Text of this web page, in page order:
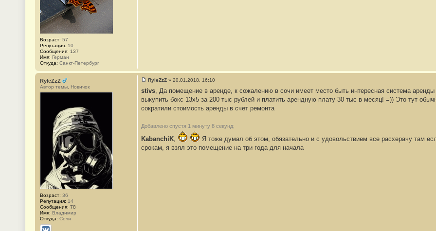
Возраст: 57
Репутация: 10
Сообщения: 137
Имя: Герман
Откуда: Санкт-Петербург
RyleZzZ
Автор темы, Новичок
Возраст: 36
Репутация: 14
Сообщения: 78
Имя: Владимир
Откуда: Сочи
о
б
щ
и
#
7
RyleZzZ » 20.01.2018, 16:10
stivs, Да помещение в аренде, к сожалению в сочи имеет место быть интересная система
выкупить бокс 13х5 за 200 тыс рублей и платить арендную плату 30 тыс в месяц! =)) Это тут
сократили стоимость аренды в счет ремонта
Добавлено спустя 1 минуту 8 секунд:
KabanchiK,
Я тоже думал об этом, обязательно и с удовольствием все расхерачу там
срокам, я взял это помещение на три года для начала